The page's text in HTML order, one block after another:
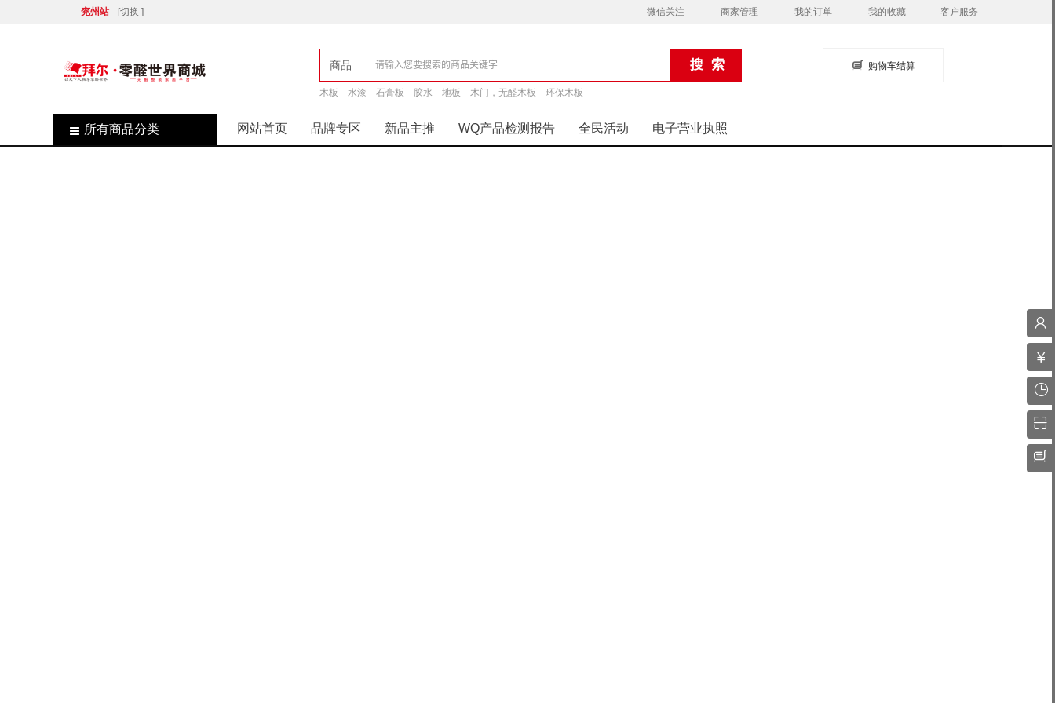
兖州站 [切换 ] 微信关注 商家管理 我的订单 我的收藏 客户服务
商品
店铺
木板 水漆 石膏板 胶水 地板 木门，无醛木板 环保木板
购物车结算
所有商品分类 网站首页 品牌专区 新品主推 WQ产品检测报告 全民活动 电子营业执照